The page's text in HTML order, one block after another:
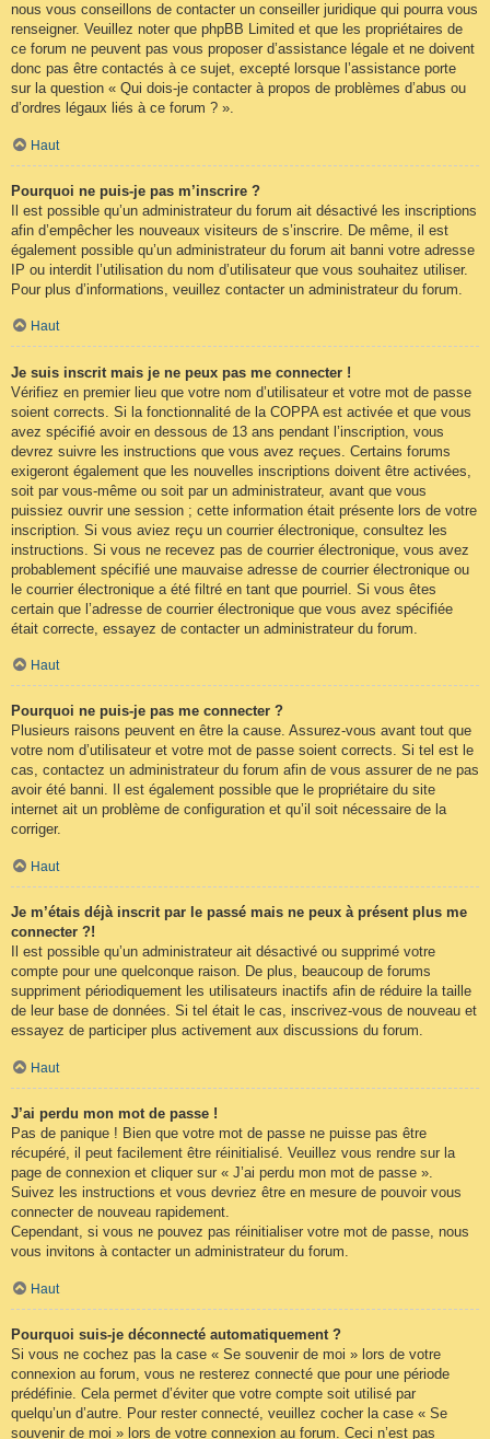
nous vous conseillons de contacter un conseiller juridique qui pourra vous
renseigner. Veuillez noter que phpBB Limited et que les propriétaires de
ce forum ne peuvent pas vous proposer d’assistance légale et ne doivent
donc pas être contactés à ce sujet, excepté lorsque l’assistance porte
sur la question « Qui dois-je contacter à propos de problèmes d’abus ou
d’ordres légaux liés à ce forum ? ».
Haut
Pourquoi ne puis-je pas m’inscrire ?
Il est possible qu’un administrateur du forum ait désactivé les inscriptions
afin d’empêcher les nouveaux visiteurs de s’inscrire. De même, il est
également possible qu’un administrateur du forum ait banni votre adresse
IP ou interdit l’utilisation du nom d’utilisateur que vous souhaitez utiliser.
Pour plus d’informations, veuillez contacter un administrateur du forum.
Haut
Je suis inscrit mais je ne peux pas me connecter !
Vérifiez en premier lieu que votre nom d’utilisateur et votre mot de passe
soient corrects. Si la fonctionnalité de la COPPA est activée et que vous
avez spécifié avoir en dessous de 13 ans pendant l’inscription, vous
devrez suivre les instructions que vous avez reçues. Certains forums
exigeront également que les nouvelles inscriptions doivent être activées,
soit par vous-même ou soit par un administrateur, avant que vous
puissiez ouvrir une session ; cette information était présente lors de votre
inscription. Si vous aviez reçu un courrier électronique, consultez les
instructions. Si vous ne recevez pas de courrier électronique, vous avez
probablement spécifié une mauvaise adresse de courrier électronique ou
le courrier électronique a été filtré en tant que pourriel. Si vous êtes
certain que l’adresse de courrier électronique que vous avez spécifiée
était correcte, essayez de contacter un administrateur du forum.
Haut
Pourquoi ne puis-je pas me connecter ?
Plusieurs raisons peuvent en être la cause. Assurez-vous avant tout que
votre nom d’utilisateur et votre mot de passe soient corrects. Si tel est le
cas, contactez un administrateur du forum afin de vous assurer de ne pas
avoir été banni. Il est également possible que le propriétaire du site
internet ait un problème de configuration et qu’il soit nécessaire de la
corriger.
Haut
Je m’étais déjà inscrit par le passé mais ne peux à présent plus me
connecter ?!
Il est possible qu’un administrateur ait désactivé ou supprimé votre
compte pour une quelconque raison. De plus, beaucoup de forums
suppriment périodiquement les utilisateurs inactifs afin de réduire la taille
de leur base de données. Si tel était le cas, inscrivez-vous de nouveau et
essayez de participer plus activement aux discussions du forum.
Haut
J’ai perdu mon mot de passe !
Pas de panique ! Bien que votre mot de passe ne puisse pas être
récupéré, il peut facilement être réinitialisé. Veuillez vous rendre sur la
page de connexion et cliquer sur « J’ai perdu mon mot de passe ».
Suivez les instructions et vous devriez être en mesure de pouvoir vous
connecter de nouveau rapidement.
Cependant, si vous ne pouvez pas réinitialiser votre mot de passe, nous
vous invitons à contacter un administrateur du forum.
Haut
Pourquoi suis-je déconnecté automatiquement ?
Si vous ne cochez pas la case « Se souvenir de moi » lors de votre
connexion au forum, vous ne resterez connecté que pour une période
prédéfinie. Cela permet d’éviter que votre compte soit utilisé par
quelqu’un d’autre. Pour rester connecté, veuillez cocher la case « Se
souvenir de moi » lors de votre connexion au forum. Ceci n’est pas